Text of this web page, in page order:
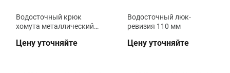
Водосточный крюк
хомута металлический
Цену уточняйте
Водосточный люк-
ревизия 110 мм
Цену уточняйте